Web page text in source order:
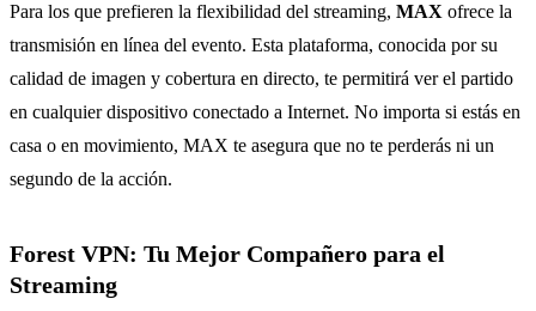
Para los que prefieren la flexibilidad del streaming, MAX ofrece la
transmisión en línea del evento. Esta plataforma, conocida por su
calidad de imagen y cobertura en directo, te permitirá ver el partido
en cualquier dispositivo conectado a Internet. No importa si estás en
casa o en movimiento, MAX te asegura que no te perderás ni un
segundo de la acción.
Forest VPN: Tu Mejor Compañero para el
Streaming